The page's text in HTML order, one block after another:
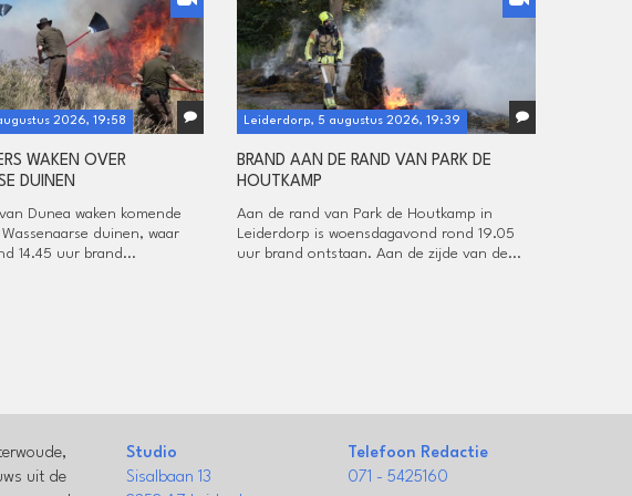
2026, 19:58
WAKEN OVER
DUINEN
Dunea waken komende
duinen, waar
14.45 uur brand...
Leiderdorp, 5 augustus 2026, 19:39
BRAND AAN DE RAND VAN PARK DE
HOUTKAMP
Aan de rand van Park de Houtkamp in
Leiderdorp is woensdagavond rond 19.05
uur brand ontstaan. Aan de zijde van de...
uit de
Studio
Sisalbaan 13
Telefoon Redactie
071 - 5425160